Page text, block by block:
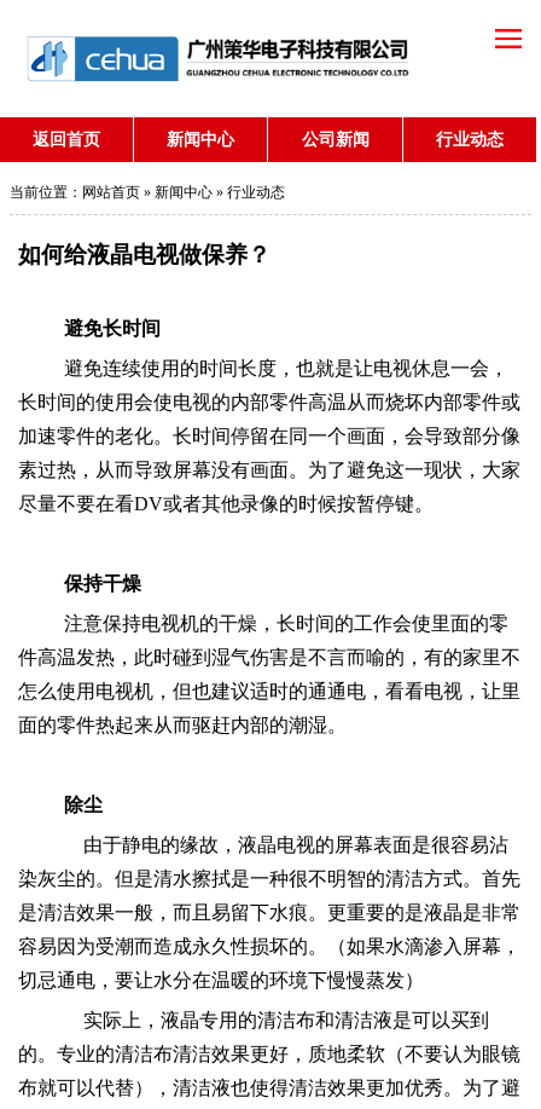
返回首页 新闻中心 公司新闻 行业动态
当前位置： 网站首页» 新闻中心» 行业动态
如何给液晶电视做保养？
避免长时间
避免连续使用的时间长度，也就是让电视休息一会，
长时间的使用会使电视的内部零件高温从而烧坏内部零件或
加速零件的老化。长时间停留在同一个画面，会导致部分像
素过热，从而导致屏幕没有画面。为了避免这一现状，大家
尽量不要在看DV或者其他录像的时候按暂停键。
保持干燥
注意保持电视机的干燥，长时间的工作会使里面的零
件高温发热，此时碰到湿气伤害是不言而喻的，有的家里不
怎么使用电视机，但也建议适时的通通电，看看电视，让里
面的零件热起来从而驱赶内部的潮湿。
除尘
由于静电的缘故，液晶电视的屏幕表面是很容易沾
染灰尘的。但是清水擦拭是一种很不明智的清洁方式。首先
是清洁效果一般，而且易留下水痕。更重要的是液晶是非常
容易因为受潮而造成永久性损坏的。（如果水滴渗入屏幕，
切忌通电，要让水分在温暖的环境下慢慢蒸发）
实际上，液晶专用的清洁布和清洁液是可以买到
的。专业的清洁布清洁效果更好，质地柔软（不要认为眼镜
布就可以代替），清洁液也使得清洁效果更加优秀。为了避